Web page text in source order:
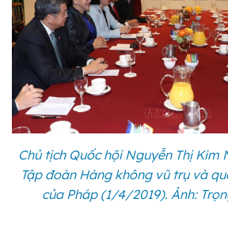
Chủ tịch Quốc hội Nguyễn Thị Kim
Tập đoàn Hàng không vũ trụ và
của Pháp (1/4/2019). Ảnh: